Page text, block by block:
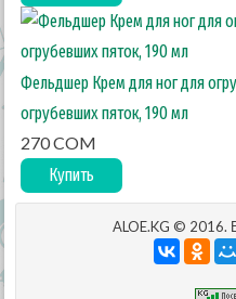
Фельдшер Крем для ног для
огрубевших пяток, 190 мл
270 COM
Купить
ALOE.KG © 2016.